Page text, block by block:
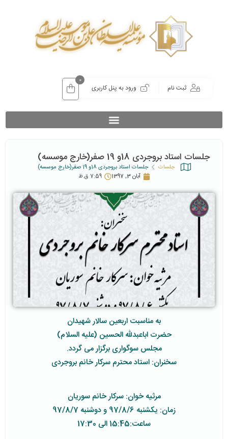
ثبت نام ورود به پنل کاربری
0
جلسات استاد بروجردی 18و 19 صفر(خارج موسسه)
جلسات
جلسات استاد بروجردی 18و 19 صفر(خارج موسسه)
آبان 3, 1397
7:59 ق.ظ
به مناسبت اربعین سالار شهیدان
حضرت اباعبدلله الحسین (علیه السلام)
مجلس سوگواری برگزار می گردد.
سخنران: استاد محترم سرکار خانم بروجردی
مرثیه خوان: سرکار خانم سوریان
زمان: یکشنبه 97/8/6 و دوشنبه 97/8/7
ساعت:15:45 الی 17:30